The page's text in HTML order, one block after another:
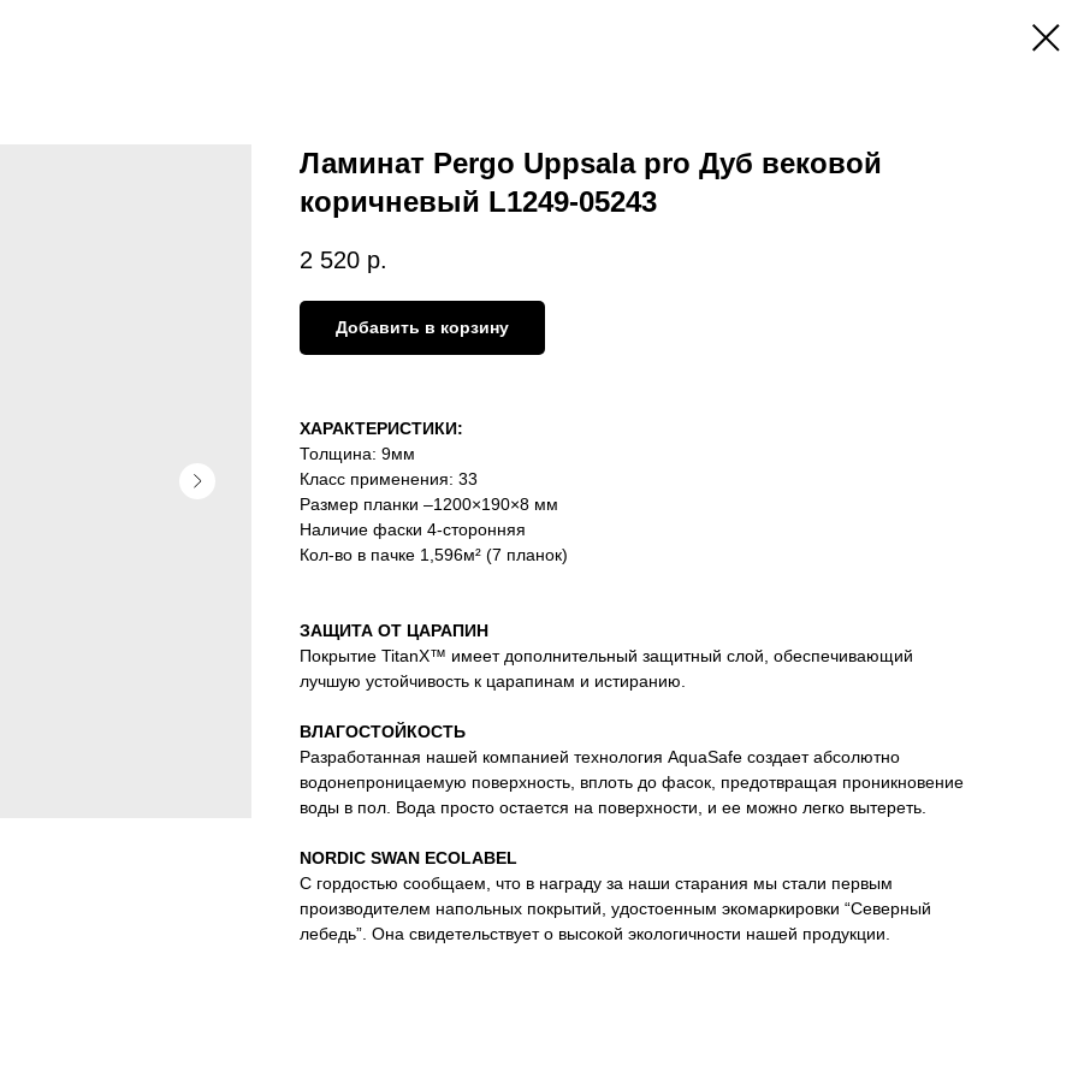
Ламинат Pergo Uppsala pro Дуб вековой
коричневый L1249-05243
2 520 р.
Добавить в корзину
ХАРАКТЕРИСТИКИ:
Толщина: 9мм
Класс применения: 33
Размер планки –1200×190×8 мм
Наличие фаски 4-сторонняя
Кол-во в пачке 1,596м² (7 планок)
ЗАЩИТА ОТ ЦАРАПИН
Покрытие TitanX™ имеет дополнительный защитный слой, обеспечивающий
лучшую устойчивость к царапинам и истиранию.
ВЛАГОСТОЙКОСТЬ
Разработанная нашей компанией технология AquaSafe создает абсолютно
водонепроницаемую поверхность, вплоть до фасок, предотвращая проникновение
воды в пол. Вода просто остается на поверхности, и ее можно легко вытереть.
NORDIC SWAN ECOLABEL
С гордостью сообщаем, что в награду за наши старания мы стали первым
производителем напольных покрытий, удостоенным экомаркировки “Северный
лебедь”. Она свидетельствует о высокой экологичности нашей продукции.